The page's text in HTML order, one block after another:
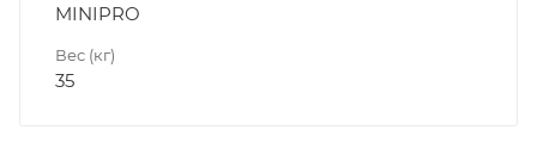
MINIPRO
Вес (кг)
35